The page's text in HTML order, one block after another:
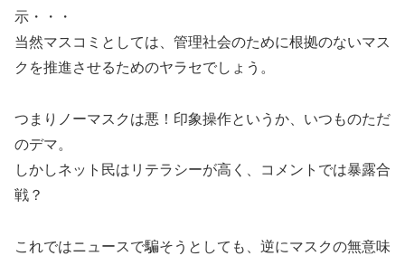
示・・・
当然マスコミとしては、管理社会のために根拠のないマス
クを推進させるためのヤラセでしょう。
つまりノーマスクは悪！印象操作というか、いつものただ
のデマ。
しかしネット民はリテラシーが高く、コメントでは暴露合
戦？
これではニュースで騙そうとしても、逆にマスクの無意味